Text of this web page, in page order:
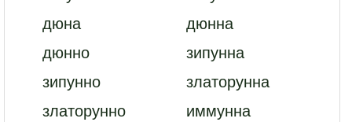
дюна
дюнна
дюнно
зипунна
зипунно
златорунна
златорунно
иммунна